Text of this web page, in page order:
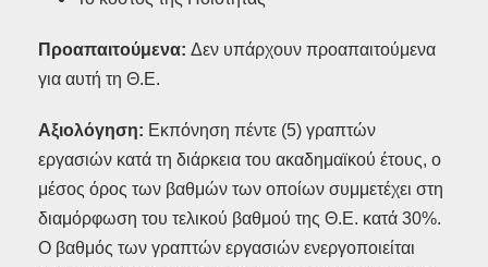
Προαπαιτούμενα: Δεν υπάρχουν προαπαιτούμενα
για αυτή τη Θ.Ε.
Αξιολόγηση: Εκπόνηση πέντε (5) γραπτών
εργασιών κατά τη διάρκεια του ακαδημαϊκού έτους, ο
μέσος όρος των βαθμών των οποίων συμμετέχει στη
διαμόρφωση του τελικού βαθμού της Θ.Ε. κατά 30%.
Ο βαθμός των γραπτών εργασιών ενεργοποιείται